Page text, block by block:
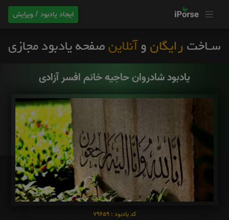
ایجاد یادبود / ویرایش
یادبود شادروان حاجیه خانم افسر آزادی
کد یادبود : 79659